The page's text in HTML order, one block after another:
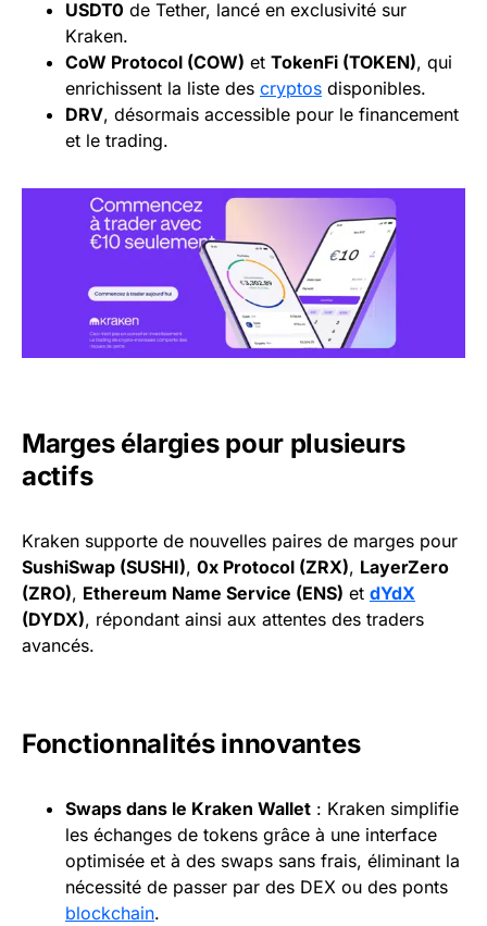
USDT0 de Tether, lancé en exclusivité sur
Kraken.
CoW Protocol (COW) et TokenFi (TOKEN), qui
enrichissent la liste des cryptos disponibles.
DRV, désormais accessible pour le financement
et le trading.
Marges élargies pour plusieurs
actifs
Kraken supporte de nouvelles paires de marges pour
SushiSwap (SUSHI), 0x Protocol (ZRX), LayerZero
(ZRO), Ethereum Name Service (ENS) et dYdX
(DYDX), répondant ainsi aux attentes des traders
avancés.
Fonctionnalités innovantes
Swaps dans le Kraken Wallet : Kraken simplifie
les échanges de tokens grâce à une interface
optimisée et à des swaps sans frais, éliminant la
nécessité de passer par des DEX ou des ponts
blockchain.